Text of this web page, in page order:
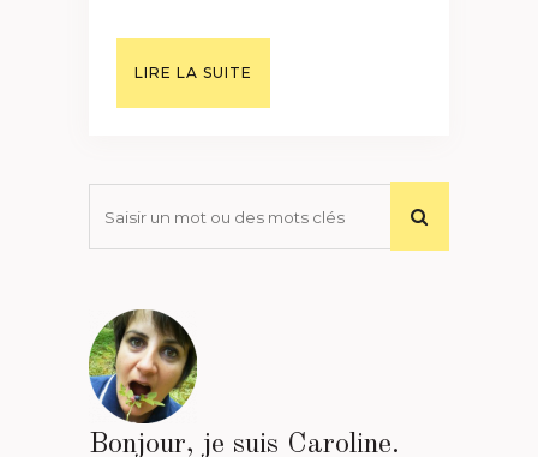
LIRE LA SUITE
Bonjour, je suis Caroline.